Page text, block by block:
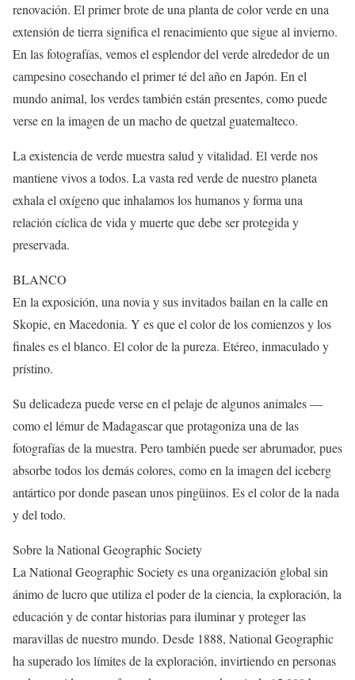
renovación. El primer brote de una planta de color verde en una
extensión de tierra significa el renacimiento que sigue al invierno.
En las fotografías, vemos el esplendor del verde alrededor de un
campesino cosechando el primer té del año en Japón. En el
mundo animal, los verdes también están presentes, como puede
verse en la imagen de un macho de quetzal guatemalteco.
La existencia de verde muestra salud y vitalidad. El verde nos
mantiene vivos a todos. La vasta red verde de nuestro planeta
exhala el oxígeno que inhalamos los humanos y forma una
relación cíclica de vida y muerte que debe ser protegida y
preservada.
BLANCO
En la exposición, una novia y sus invitados bailan en la calle en
Skopie, en Macedonia. Y es que el color de los comienzos y los
finales es el blanco. El color de la pureza. Etéreo, inmaculado y
prístino.
Su delicadeza puede verse en el pelaje de algunos animales —
como el lémur de Madagascar que protagoniza una de las
fotografías de la muestra. Pero también puede ser abrumador, pues
absorbe todos los demás colores, como en la imagen del iceberg
antártico por donde pasean unos pingüinos. Es el color de la nada
y del todo.
Sobre la National Geographic Society
La National Geographic Society es una organización global sin
ánimo de lucro que utiliza el poder de la ciencia, la exploración, la
educación y de contar historias para iluminar y proteger las
maravillas de nuestro mundo. Desde 1888, National Geographic
ha superado los límites de la exploración, invirtiendo en personas